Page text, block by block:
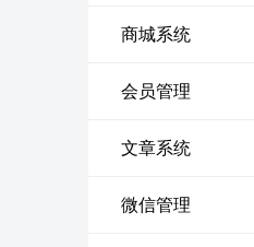
商城系统
会员管理
文章系统
微信管理